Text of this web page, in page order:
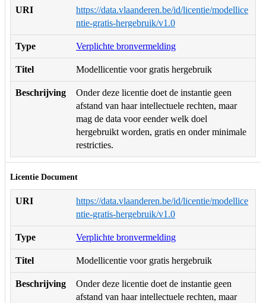
URI
https://data.vlaanderen.be/id/licentie/modellice
ntie-gratis-hergebruik/v1.0
Type Verplichte bronvermelding
Titel Modellicentie voor gratis hergebruik
Beschrijving
Onder deze licentie doet de instantie geen
afstand van haar intellectuele rechten, maar
mag de data voor eender welk doel
hergebruikt worden, gratis en onder minimale
restricties.
Licentie Document
URI
https://data.vlaanderen.be/id/licentie/modellice
ntie-gratis-hergebruik/v1.0
Type Verplichte bronvermelding
Titel Modellicentie voor gratis hergebruik
Beschrijving
Onder deze licentie doet de instantie geen
afstand van haar intellectuele rechten, maar